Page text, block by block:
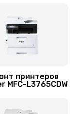
принтеров
MFC-L3765CDW